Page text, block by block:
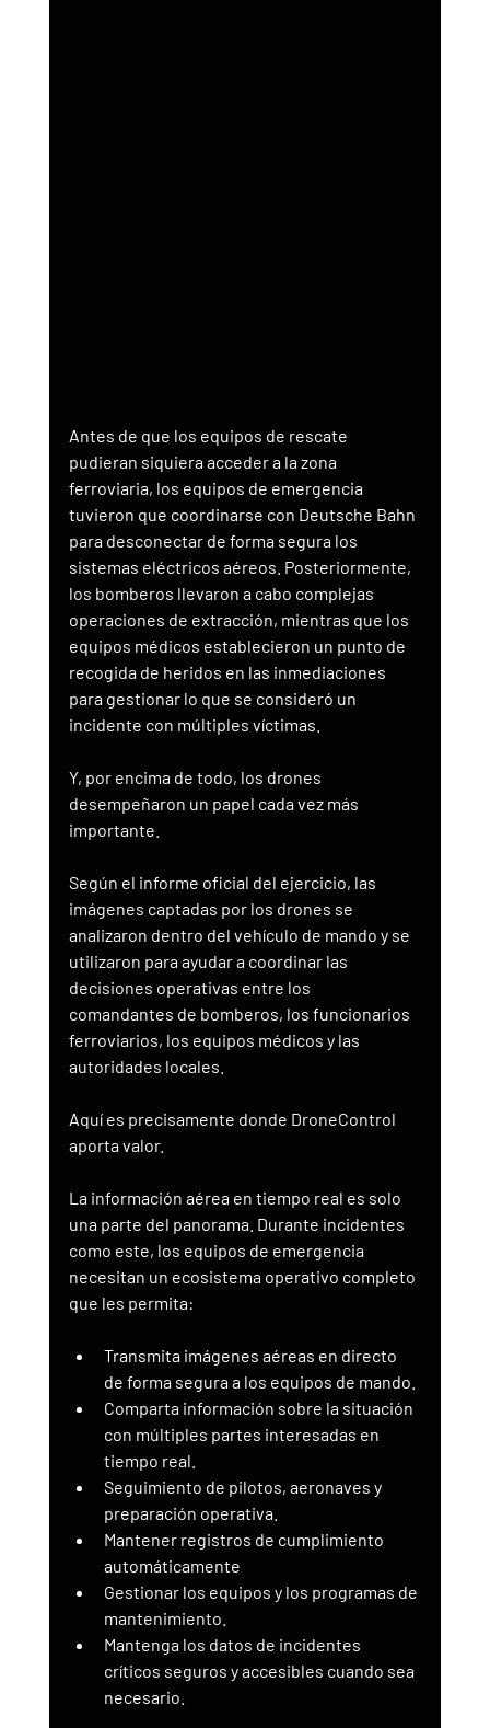
Antes de que los equipos de rescate
pudieran siquiera acceder a la zona
ferroviaria, los equipos de emergencia
tuvieron que coordinarse con Deutsche Bahn
para desconectar de forma segura los
sistemas eléctricos aéreos. Posteriormente,
los bomberos llevaron a cabo complejas
operaciones de extracción, mientras que los
equipos médicos establecieron un punto de
recogida de heridos en las inmediaciones
para gestionar lo que se consideró un
incidente con múltiples víctimas.
Y, por encima de todo, los drones
desempeñaron un papel cada vez más
importante.
Según el informe oficial del ejercicio, las
imágenes captadas por los drones se
analizaron dentro del vehículo de mando y se
utilizaron para ayudar a coordinar las
decisiones operativas entre los
comandantes de bomberos, los funcionarios
ferroviarios, los equipos médicos y las
autoridades locales.
Aquí es precisamente donde DroneControl
aporta valor.
La información aérea en tiempo real es solo
una parte del panorama. Durante incidentes
como este, los equipos de emergencia
necesitan un ecosistema operativo completo
que les permita:
Transmita imágenes aéreas en directo
de forma segura a los equipos de mando.
Comparta información sobre la situación
con múltiples partes interesadas en
tiempo real.
Seguimiento de pilotos, aeronaves y
preparación operativa.
Mantener registros de cumplimiento
automáticamente
Gestionar los equipos y los programas de
mantenimiento.
Mantenga los datos de incidentes
críticos seguros y accesibles cuando sea
necesario.